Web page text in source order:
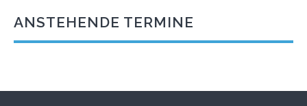
ANSTEHENDE TERMINE